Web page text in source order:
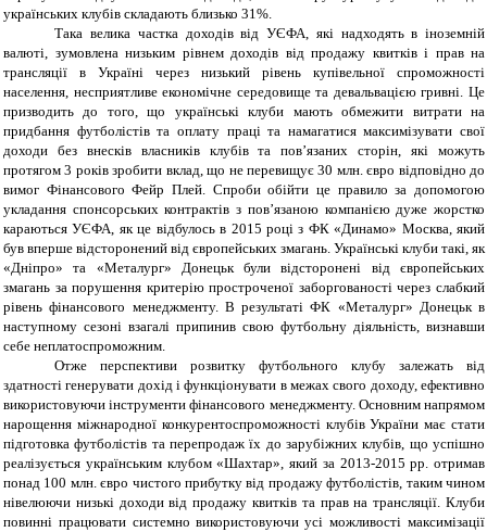
українських клубів складають близько 31%.
Така велика частка доходів від УЄФА, які надходять в іноземній
валюті, зумовлена низьким рівнем доходів від продажу квитків і прав на
трансляції в Україні через низький рівень купівельної спроможності
населення, несприятливе економічне середовище та девальвацією гривні. Це
призводить до того, що українські клуби мають обмежити витрати на
придбання футболістів та оплату праці та намагатися максимізувати свої
доходи без внесків власників клубів та пов’язаних сторін, які можуть
протягом 3 років зробити вклад, що не перевищує 30 млн. євро відповідно до
вимог Фінансового Фейр Плей. Спроби обійти це правило за допомогою
укладання спонсорських контрактів з пов’язаною компанією дуже жорстко
караються УЄФА, як це відбулось в 2015 році з ФК «Динамо» Москва, який
був вперше відсторонений від європейських змагань. Українські клуби такі, як
«Дніпро» та «Металург» Донецьк були відсторонені від європейських
змагань за порушення критерію простроченої заборгованості через слабкий
рівень фінансового менеджменту. В результаті ФК «Металург» Донецьк в
наступному сезоні взагалі припинив свою футбольну діяльність, визнавши
себе неплатоспроможним.
Отжеперспективи розвитку футбольного клубу залежать від
здатності генерувати дохід і функціонувати в межах свого доходу, ефективно
використовуючи інструменти фінансового менеджменту. Основним напрямом
нарощення міжнародної конкурентоспроможності клубів України має стати
підготовка футболістів та перепродаж їх до зарубіжних клубів, що успішно
реалізується українським клубом «Шахтар», який за 2013-2015 рр. отримав
понад 100 млн. євро чистого прибутку від продажу футболістів, таким чином
нівелюючи низькі доходи від продажу квитків та прав на трансляції. Клуби
повинні працювати системно використовуючи усі можливості максимізації